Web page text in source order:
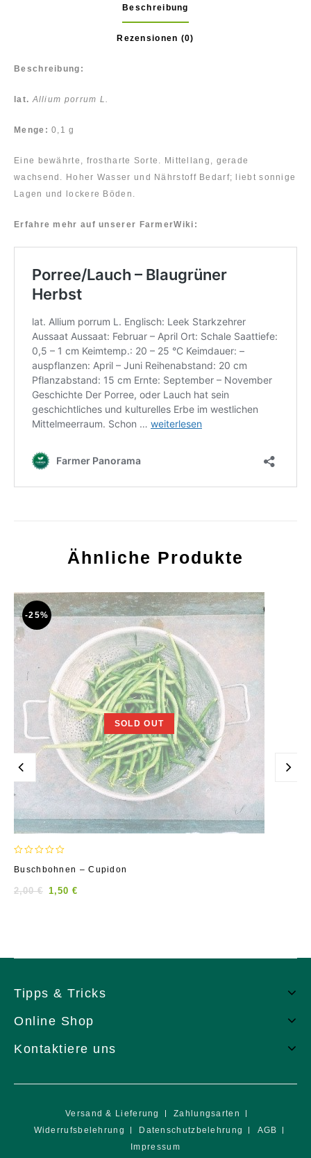
Beschreibung
Rezensionen (0)
Beschreibung:
lat. Allium porrum L.
Menge: 0,1 g
Eine bewährte, frostharte Sorte. Mittellang, gerade
wachsend. Hoher Wasser und Nährstoff Bedarf; liebt sonnige
Lagen und lockere Böden.
Erfahre mehr auf unserer FarmerWiki:
Ähnliche Produkte
SOLD OUT
-25%
out
of
Buschbohnen – Cupidon
2,00€ 1,50 €
Tipps & Tricks
Online Shop
Kontaktiere uns
Versand & Lieferung
Zahlungsarten
Widerrufsbelehrung
Datenschutzbelehrung
AGB
Impressum